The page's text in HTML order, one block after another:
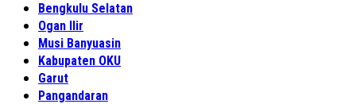
Bengkulu Selatan
Ogan Ilir
Musi Banyuasin
Kabupaten OKU
Garut
Pangandaran